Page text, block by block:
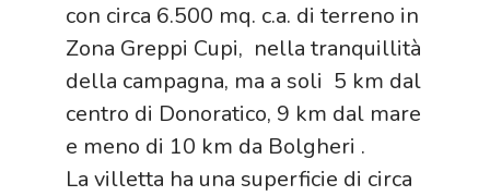
con circa 6.500 mq. c.a. di terreno in
Zona Greppi Cupi, nella tranquillità
della campagna, ma a soli 5 km dal
centro di Donoratico, 9 km dal mare
e meno di 10 km da Bolgheri .
La villetta ha una superficie di circa